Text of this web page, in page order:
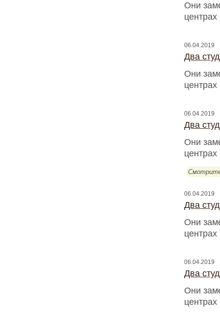
Они
центрах
06.04.2019
Два
Они
центрах
06.04.2019
Два
Они
центрах
06.04.2019
Два
Они
центрах
06.04.2019
Два
Они
центрах